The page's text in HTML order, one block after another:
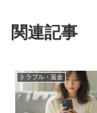
関連記事
トラブル・返金